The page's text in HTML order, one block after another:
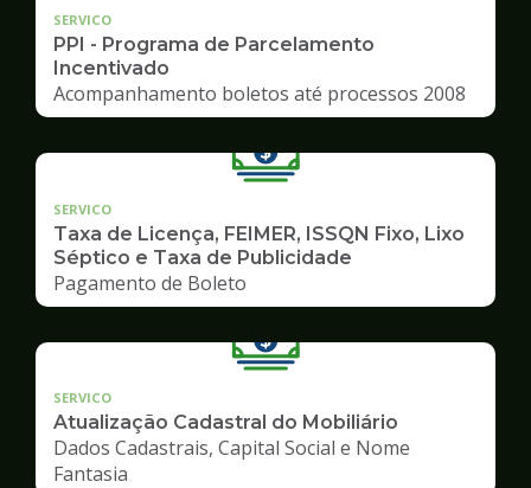
SERVICO
PPI - Programa de Parcelamento
Incentivado
Acompanhamento boletos até processos 2008
SERVICO
Taxa de Licença, FEIMER, ISSQN Fixo, Lixo
Séptico e Taxa de Publicidade
Pagamento de Boleto
SERVICO
Atualização Cadastral do Mobiliário
Dados Cadastrais, Capital Social e Nome
Fantasia